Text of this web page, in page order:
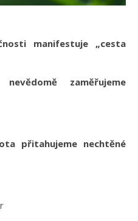
manifestuje „cesta
zaměřujeme
přitahujeme nechtěné